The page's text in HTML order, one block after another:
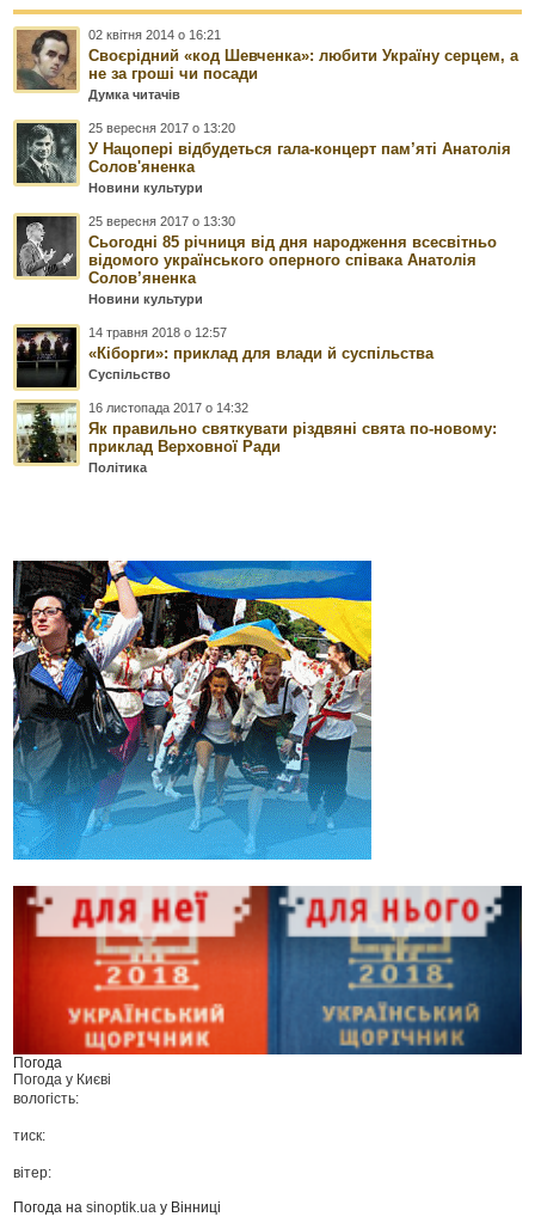
02 квітня 2014 о 16:21
Своєрідний «код Шевченка»: любити Україну серцем, а
не за гроші чи посади
Думка читачів
25 вересня 2017 о 13:20
У Нацопері відбудеться гала-концерт пам’яті Анатолія
Солов'яненка
Новини культури
25 вересня 2017 о 13:30
Сьогодні 85 річниця від дня народження всесвітньо
відомого українського оперного співака Анатолія
Солов’яненка
Новини культури
14 травня 2018 о 12:57
«Кіборги»: приклад для влади й суспільства
Суспільство
16 листопада 2017 о 14:32
Як правильно святкувати різдвяні свята по-новому:
приклад Верховної Ради
Політика
Погода
Погода у Києві
вологість:
тиск:
вітер:
Погода наsinoptik.ua у Вінниці